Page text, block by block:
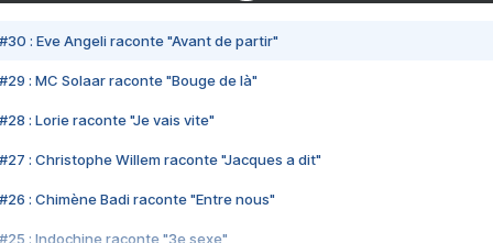
#30 : Eve Angeli raconte "Avant de partir"
#29 : MC Solaar raconte "Bouge de là"
#28 : Lorie raconte "Je vais vite"
#27 : Christophe Willem raconte "Jacques a dit"
#26 : Chimène Badi raconte "Entre nous"
#25 : Indochine raconte "3e sexe"